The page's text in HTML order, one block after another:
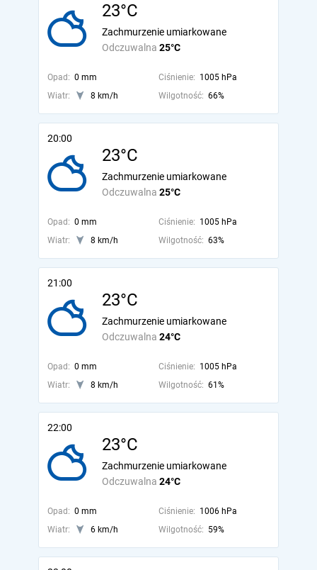
23°C
Odczuwalna 25°C
Zachmurzenie umiarkowane
Opad: 0 mm Ciśnienie: 1005 hPa
Wiatr:
8 km/h Wilgotność: 66%
20:00
23°C
Odczuwalna 25°C
Zachmurzenie umiarkowane
Opad: 0 mm Ciśnienie: 1005 hPa
Wiatr:
8 km/h Wilgotność: 63%
21:00
23°C
Odczuwalna 24°C
Zachmurzenie umiarkowane
Opad: 0 mm Ciśnienie: 1005 hPa
Wiatr:
8 km/h Wilgotność: 61%
22:00
23°C
Odczuwalna 24°C
Zachmurzenie umiarkowane
Opad: 0 mm Ciśnienie: 1006 hPa
Wiatr:
6 km/h Wilgotność: 59%